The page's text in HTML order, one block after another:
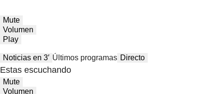
Mute
Volumen
Play
Noticias en 3′ Últimos programas Directo
Estas escuchando
Mute
Volumen